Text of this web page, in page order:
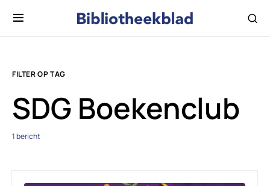
FILTER OP TAG
SDG Boekenclub
1 bericht